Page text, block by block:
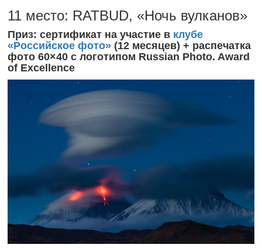
11 место: RATBUD, «Ночь вулканов»
Приз: сертификат на участие в клубе
«Российское фото» (12 месяцев) + распечатка
фото 60×40 с логотипом Russian Photo. Award
of Excellence